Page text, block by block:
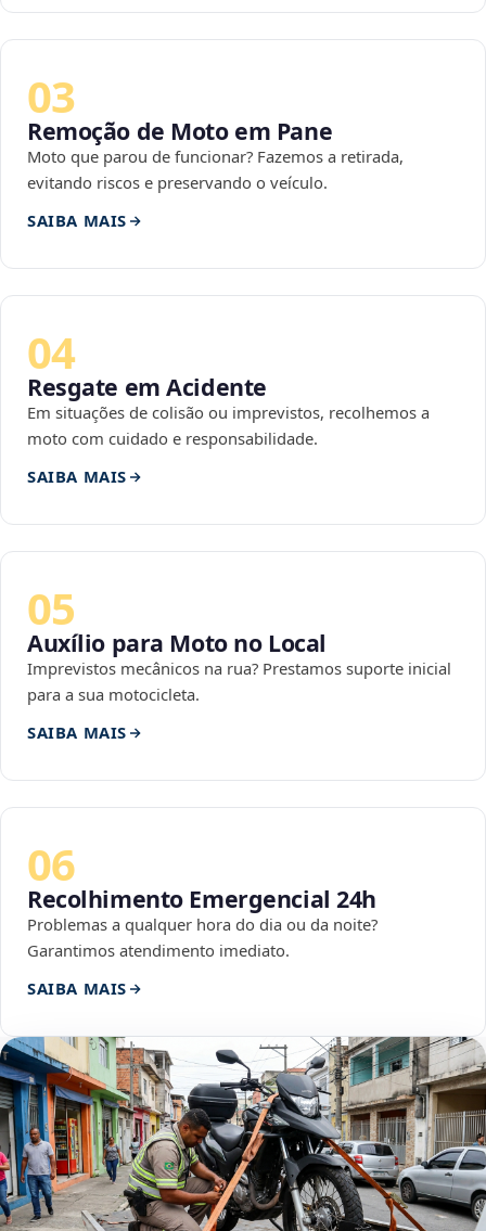
03
Remoção de Moto em Pane
Moto que parou de funcionar? Fazemos a retirada,
evitando riscos e preservando o veículo.
SAIBA MAIS
04
Resgate em Acidente
Em situações de colisão ou imprevistos, recolhemos a
moto com cuidado e responsabilidade.
SAIBA MAIS
05
Auxílio para Moto no Local
Imprevistos mecânicos na rua? Prestamos suporte inicial
para a sua motocicleta.
SAIBA MAIS
06
Recolhimento Emergencial 24h
Problemas a qualquer hora do dia ou da noite?
Garantimos atendimento imediato.
SAIBA MAIS